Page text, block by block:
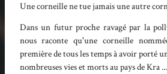
Une corneille ne tue jamais une autre
Dans un futur proche ravagé par la
nous raconte qu'une corneille
première de tous les temps à avoir porté
nombreuses vies et morts au pays de Kra ...